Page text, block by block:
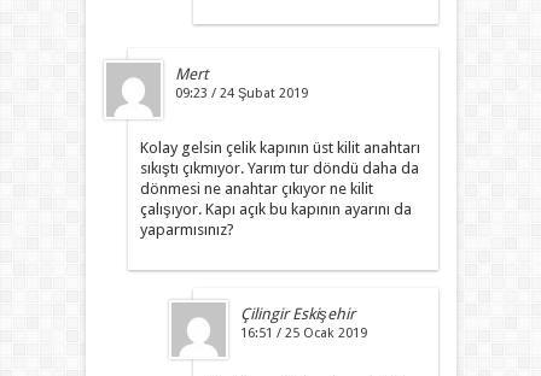
Mert
09:23 / 24 Şubat 2019
Kolay gelsin çelik kapının üst kilit anahtarı
sıkıştı çıkmıyor. Yarım tur döndü daha da
dönmesi ne anahtar çıkıyor ne kilit
çalışıyor. Kapı açık bu kapının ayarını da
yaparmısınız?
Çilingir Eskişehir
16:51 / 25 Ocak 2019